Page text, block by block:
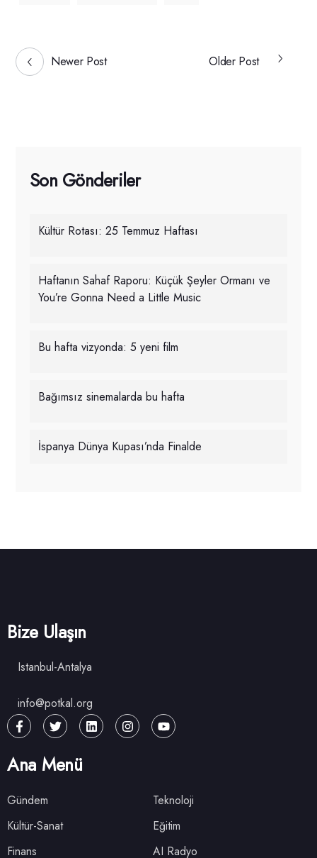
Newer Post Older Post
Son Gönderiler
Kültür Rotası: 25 Temmuz Haftası
Haftanın Sahaf Raporu: Küçük Şeyler Ormanı ve
You’re Gonna Need a Little Music
Bu hafta vizyonda: 5 yeni film
Bağımsız sinemalarda bu hafta
İspanya Dünya Kupası’nda Finalde
Bize Ulaşın
Istanbul-Antalya
info@potkal.org
Ana Menü
Gündem
Teknoloji
Kültür-Sanat
Eğitim
Finans
AI Radyo